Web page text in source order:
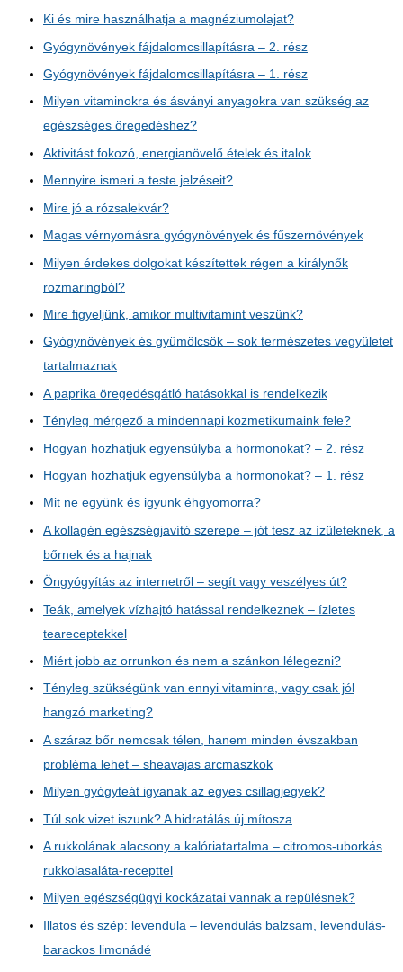
Ki és mire használhatja a magnéziumolajat?
Gyógynövények fájdalomcsillapításra – 2. rész
Gyógynövények fájdalomcsillapításra – 1. rész
Milyen vitaminokra és ásványi anyagokra van szükség az
egészséges öregedéshez?
Aktivitást fokozó, energianövelő ételek és italok
Mennyire ismeri a teste jelzéseit?
Mire jó a rózsalekvár?
Magas vérnyomásra gyógynövények és fűszernövények
Milyen érdekes dolgokat készítettek régen a királynők
rozmaringból?
Mire figyeljünk, amikor multivitamint veszünk?
Gyógynövények és gyümölcsök – sok természetes vegyületet
tartalmaznak
A paprika öregedésgátló hatásokkal is rendelkezik
Tényleg mérgező a mindennapi kozmetikumaink fele?
Hogyan hozhatjuk egyensúlyba a hormonokat? – 2. rész
Hogyan hozhatjuk egyensúlyba a hormonokat? – 1. rész
Mit ne együnk és igyunk éhgyomorra?
A kollagén egészségjavító szerepe – jót tesz az ízületeknek, a
bőrnek és a hajnak
Öngyógyítás az internetről – segít vagy veszélyes út?
Teák, amelyek vízhajtó hatással rendelkeznek – ízletes
teareceptekkel
Miért jobb az orrunkon és nem a szánkon lélegezni?
Tényleg szükségünk van ennyi vitaminra, vagy csak jól
hangzó marketing?
A száraz bőr nemcsak télen, hanem minden évszakban
probléma lehet – sheavajas arcmaszkok
Milyen gyógyteát igyanak az egyes csillagjegyek?
Túl sok vizet iszunk? A hidratálás új mítosza
A rukkolának alacsony a kalóriatartalma – citromos-uborkás
rukkolasaláta-recepttel
Milyen egészségügyi kockázatai vannak a repülésnek?
Illatos és szép: levendula – levendulás balzsam, levendulás-
barackos limonádé